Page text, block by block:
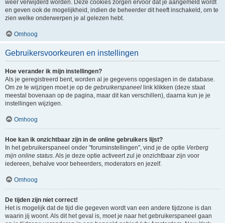
weer verwijderd worden. Deze cookies zorgen ervoor dat je aangemeld wordt
en geven ook de mogelijkheid, indien de beheerder dit heeft inschakeld, om te
zien welke onderwerpen je al gelezen hebt.
Omhoog
Gebruikersvoorkeuren en instellingen
Hoe verander ik mijn instellingen?
Als je geregistreerd bent, worden al je gegevens opgeslagen in de database.
Om ze te wijzigen moet je op de gebruikerspaneel link klikken (deze staat
meestal bovenaan op de pagina, maar dit kan verschillen), daarna kun je je
instellingen wijzigen.
Omhoog
Hoe kan ik onzichtbaar zijn in de online gebruikers lijst?
In het gebruikerspaneel onder "foruminstellingen", vind je de optie Verberg
mijn online status. Als je deze optie activeert zul je onzichtbaar zijn voor
iedereen, behalve voor beheerders, moderators en jezelf.
Omhoog
De tijden zijn niet correct!
Het is mogelijk dat de tijd die gegeven wordt van een andere tijdzone is dan
waarin jij woont. Als dit het geval is, moet je naar het gebruikerspaneel gaan